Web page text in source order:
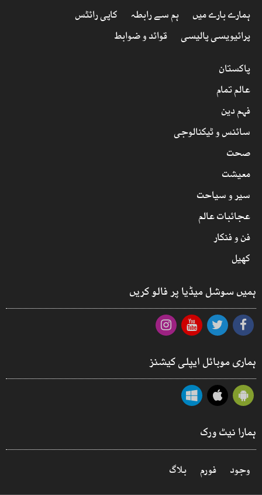
ہمارے بارے میں ہم سے رابطہ
کاپی رائٹس
پرائیویسی پالیسی
قوائد و ضوابط
پاکستان
عالم تمام
فہم دین
سائنس و ٹیکنالوجی
صحت
معیشت
سیر و سیاحت
عجائبات عالم
فن و فنکار
کھیل
ہمیں سوشل میڈیا پر فالو کریں
ہماری موبائل ایپلی کیشنز
ہمارا نیٹ ورک
وجود فورم بلاگ